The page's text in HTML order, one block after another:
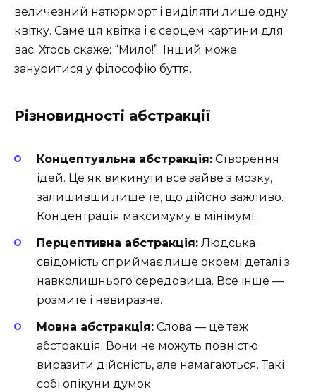
величезний натюрморт і виділяти лише одну
квітку. Саме ця квітка і є серцем картини для
вас. Хтось скаже: “Мило!”. Інший може
зануритися у філософію буття.
Різновидності абстракції
Концептуальна абстракція: Створення
ідей. Це як викинути все зайве з мозку,
залишивши лише те, що дійсно важливо.
Концентрація максимуму в мінімумі.
Перцептивна абстракція: Людська
свідомість сприймає лише окремі деталі з
навколишнього середовища. Все інше —
розмите і невиразне.
Мовна абстракція: Слова — це теж
абстракція. Вони не можуть повністю
виразити дійсність, але намагаються. Такі
собі опікуни думок.